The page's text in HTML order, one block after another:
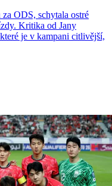
ODS, schytala ostré
Kritika od Jany
je v kampani citlivější,